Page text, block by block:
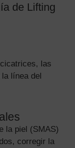
de Lifting
las
línea del
la piel (SMAS)
corregir la